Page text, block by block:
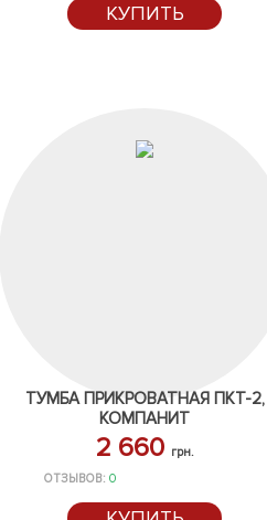
КУПИТЬ
ТУМБА ПРИКРОВАТНАЯ ПКТ-2,
КОМПАНИТ
2 660 грн.
ОТЗЫВОВ: 0